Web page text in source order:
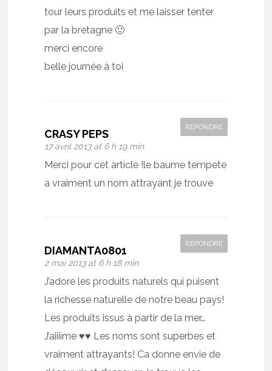
tour leurs produits et me laisser tenter
par la bretagne 🙂
merci encore
belle journée à toi
CRASY PEPS
17 avril 2013 at 6 h 19 min
RÉPONDRE
Merci pour cet article !le baume tempete
a vraiment un nom attrayant je trouve
DIAMANTA0801
2 mai 2013 at 6 h 18 min
RÉPONDRE
J’adore les produits naturels qui puisent
la richesse naturelle de notre beau pays!
Les produits issus à partir de la mer…
J’aiiiime ♥♥ Les noms sont superbes et
vraiment attrayants! Ca donne envie de